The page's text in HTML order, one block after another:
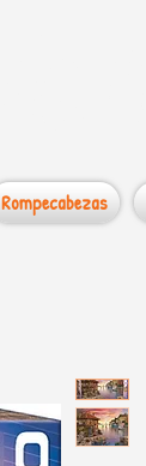
Rompecabezas